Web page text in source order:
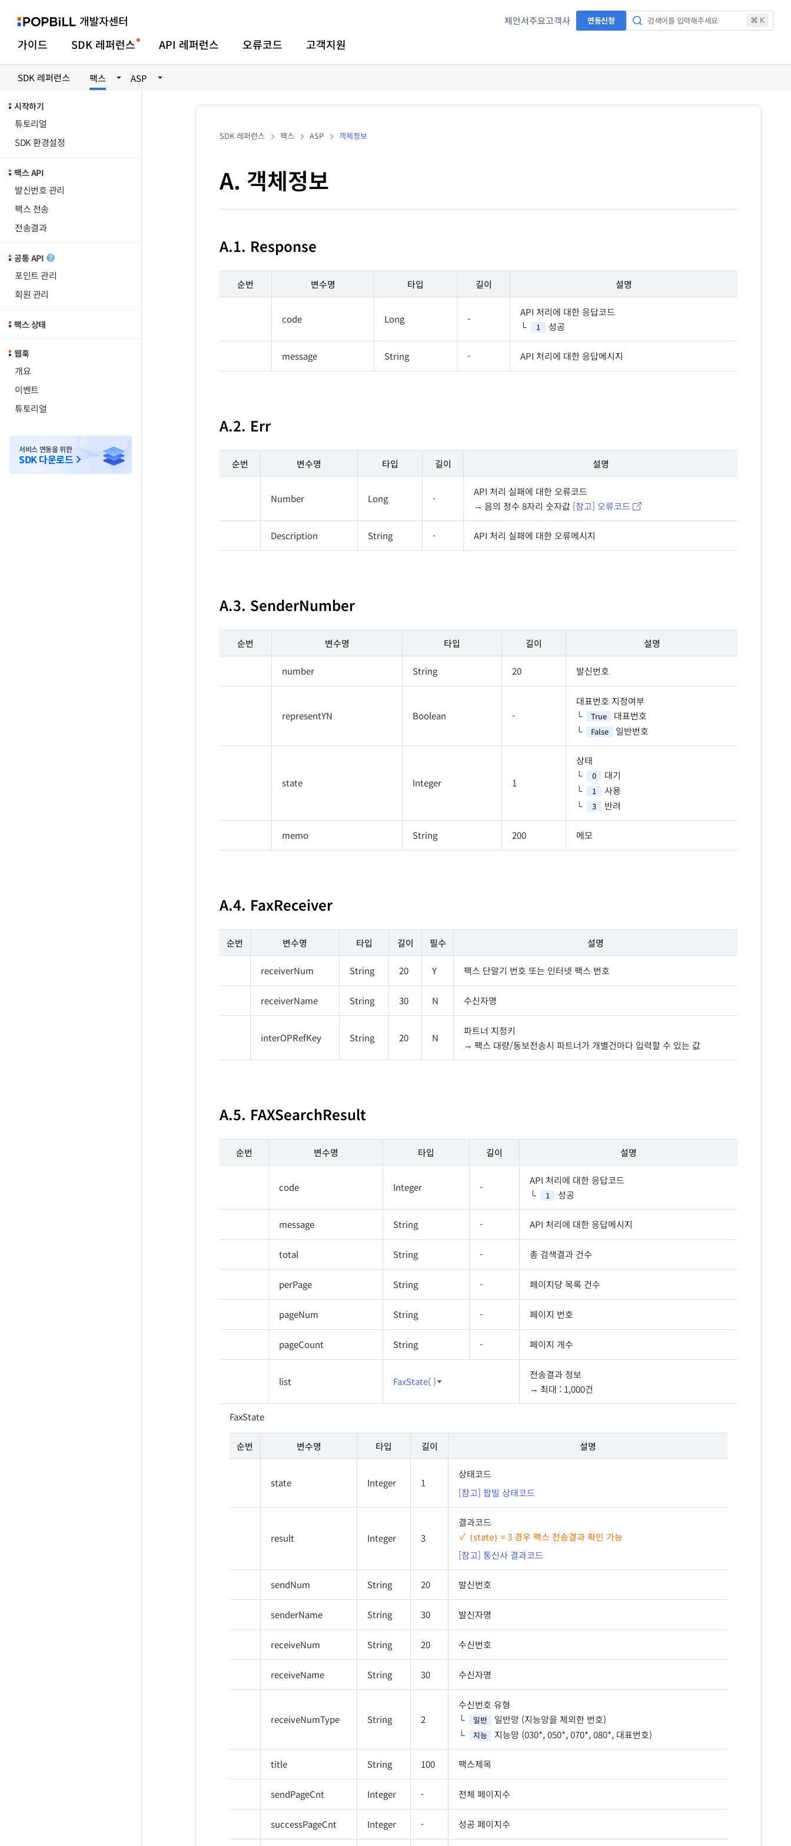
가이드 SDK 레퍼런스 API 레퍼런스 오류코드 고객지원
제안서주요고객사 연동신청 검색어를 입력해주세요 ⌘ K
SDK 레퍼런스 팩스 ASP
시작하기
튜토리얼
SDK 환경설정
팩스 API
발신번호 관리
팩스 전송
전송결과
공통 API
포인트 관리
회원 관리
팩스 상태
웹훅
개요
이벤트
튜토리얼
서비스 연동을 위한
SDK 다운로드
SDK 레퍼런스 팩스 ASP 객체정보
A. 객체정보
A.1. Response
순번 변수명 타입 길이 설명
code Long -
API 처리에 대한 응답코드
1 성공
message String - API 처리에 대한 응답메시지
A.2. Err
순번 변수명 타입 길이 설명
Number Long -
API 처리 실패에 대한 오류코드
음의 정수 8자리 숫자값 [참고] 오류코드
Description String - API 처리 실패에 대한 오류메시지
A.3. SenderNumber
순번 변수명 타입 길이 설명
number String 20 발신번호
representYN Boolean -
대표번호 지정여부
True 대표번호
False 일반번호
state Integer 1
상태
0 대기
1 사용
3 반려
memo String 200 메모
A.4. FaxReceiver
순번 변수명 타입 길이 필수 설명
receiverNum String 20 Y 팩스 단말기 번호 또는 인터넷 팩스 번호
receiverName String 30 N 수신자명
interOPRefKey String 20 N
파트너 지정키
팩스 대량/동보전송시 파트너가 개별건마다 입력할 수 있는 값
A.5. FAXSearchResult
순번 변수명 타입 길이 설명
code Integer -
API 처리에 대한 응답코드
1 성공
message String - API 처리에 대한 응답메시지
total String - 총 검색결과 건수
perPage String - 페이지당 목록 건수
pageNum String - 페이지 번호
pageCount String - 페이지 개수
list FaxState( )
전송결과 정보
최대 : 1,000건
FaxState
순번 변수명 타입 길이 설명
state Integer 1
상태코드
[참고] 팝빌 상태코드
result Integer 3
결과코드
{state} = 3 경우 팩스 전송결과 확인 가능
[참고] 통신사 결과코드
sendNum String 20 발신번호
senderName String 30 발신자명
receiveNum String 20 수신번호
receiveName String 30 수신자명
receiveNumType String 2
수신번호 유형
일반 일반망 (지능망을 제외한 번호)
지능 지능망 (030*, 050*, 070*, 080*, 대표번호)
title String 100 팩스제목
sendPageCnt Integer - 전체 페이지수
successPageCnt Integer - 성공 페이지수